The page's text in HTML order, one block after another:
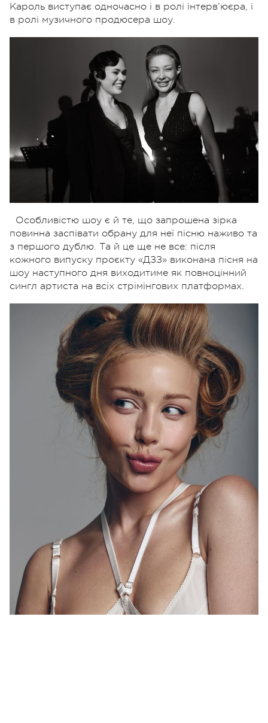
Кароль виступає одночасно і в ролі інтерв’юєра, і
в ролі музичного продюсера шоу.
Особливістю шоу є й те, що запрошена зірка
повинна заспівати обрану для неї пісню наживо та
з першого дублю. Та й це ще не все: після
кожного випуску проєкту «ДЗЗ» виконана пісня на
шоу наступного дня виходитиме як повноцінний
сингл артиста на всіх стрімінгових платформах.